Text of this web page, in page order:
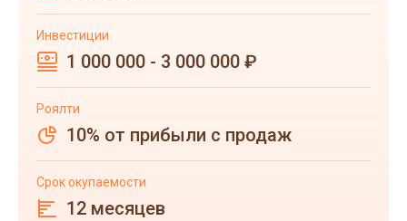
Инвестиции
1 000 000 - 3 000 000 ₽
Роялти
10% от прибыли с продаж
Срок окупаемости
12 месяцев